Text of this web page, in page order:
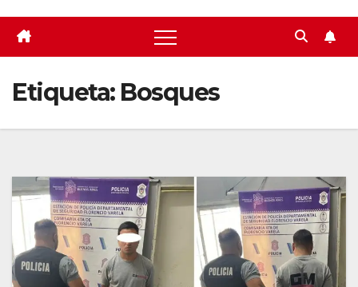
Etiqueta: Bosques